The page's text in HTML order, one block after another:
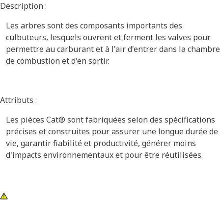
Description :
Les arbres sont des composants importants des
culbuteurs, lesquels ouvrent et ferment les valves pour
permettre au carburant et à l'air d'entrer dans la chambre
de combustion et d'en sortir.
Attributs :
Les pièces Cat® sont fabriquées selon des spécifications
précises et construites pour assurer une longue durée de
vie, garantir fiabilité et productivité, générer moins
d'impacts environnementaux et pour être réutilisées.